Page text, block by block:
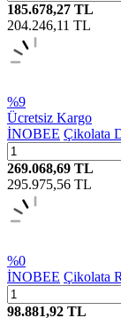
185.678,27 TL
204.246,11 TL
%9
Ücretsiz Kargo
İNOBEE Çikolata
269.068,69 TL
295.975,56 TL
%0
İNOBEE Çikolata
98.881,92 TL